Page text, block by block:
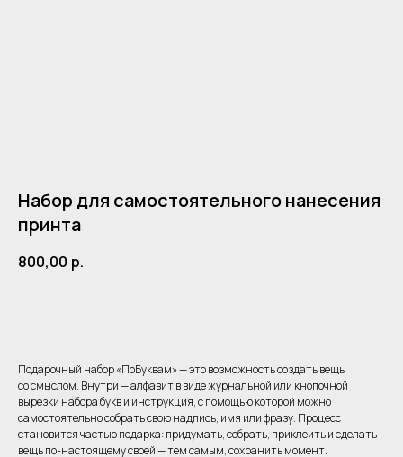
Набор для самостоятельного нанесения
принта
800,00 р.
Подарочный набор «ПоБуквам» — это возможность создать вещь
со смыслом. Внутри — алфавит в виде журнальной или кнопочной
вырезки набора букв и инструкция, с помощью которой можно
самостоятельно собрать свою надпись, имя или фразу. Процесс
становится частью подарка: придумать, собрать, приклеить и сделать
вещь по-настоящему своей — тем самым, сохранить момент.
Клиентам
Детское фото
Для самых близких
Знаки Зодиака
Чек-лист путешественника
Одежда
Акции
Уход
Мерч